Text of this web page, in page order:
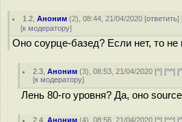
1.2 ,Аноним (2), 08:44, 21/04/2020 [ответить]
[к модератору]
Оно соурце-базед? Если нет, то не
2.3 ,Аноним (3), 08:53, 21/04/2020 [^] [^^] [
[к модератору]
Лень 80-го уровня? Да, оно
2.4 ,Аноним (4), 08:56, 21/04/2020 [^] [^^] [